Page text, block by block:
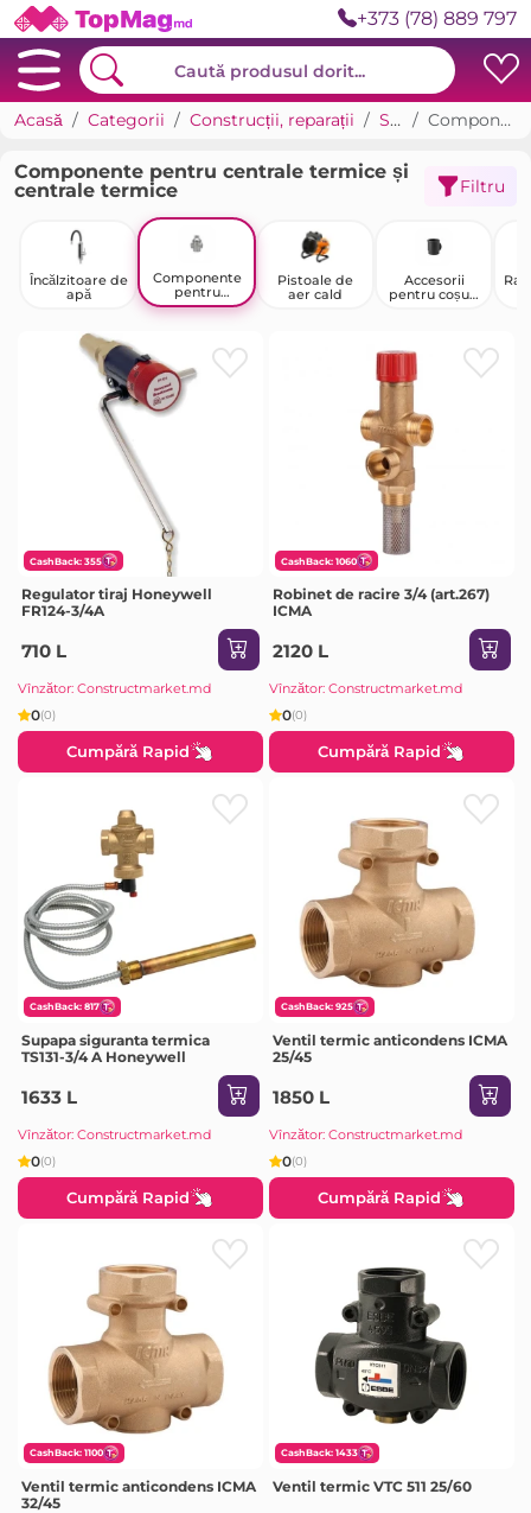
+373 (78) 889 797
Acasă Categorii Construcții, reparații Sisteme de încălzire Componente pentru centrale termice și centrale termice
Componente pentru centrale termice și
centrale termice
Filtru
Încălzitoare de
apă
Componente
pentru
centrale
termice
Pistoale de
aer cald
Accesorii
pentru coșuri
CashBack: 355
Regulator tiraj Honeywell
FR124-3/4A
710 L
Vînzător: Constructmarket.md
0(0)
Cumpără Rapid
CashBack: 1060
Robinet de racire 3/4 (art.267)
ICMA
2120 L
Vînzător: Constructmarket.md
0(0)
Cumpără Rapid
CashBack: 817
Supapa siguranta termica
TS131-3/4 A Honeywell
1633 L
Vînzător: Constructmarket.md
0(0)
Cumpără Rapid
CashBack: 925
Ventil termic anticondens ICMA
25/45
1850 L
Vînzător: Constructmarket.md
0(0)
Cumpără Rapid
CashBack: 1100
Ventil termic anticondens ICMA
32/45
CashBack: 1433
Ventil termic VTC 511 25/60